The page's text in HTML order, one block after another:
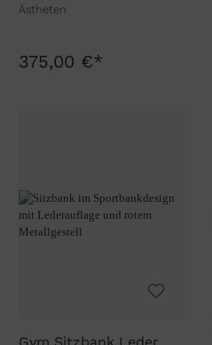
Ästheten
375,00 €*